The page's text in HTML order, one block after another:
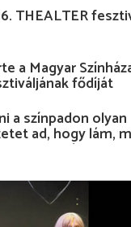
THEALTER
a Magyar
fődíját
a színpadon olyan
ad, hogy lám,